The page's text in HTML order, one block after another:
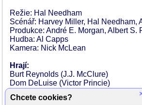
Režie: Hal Needham
Scénář: Harvey Miller, Hal Needham,
Produkce: André E. Morgan, Albert S.
Hudba: Al Capps
Kamera: Nick McLean
Hrají:
Burt Reynolds (J.J. McClure)
Dom DeLuise (Victor Princie)
Sammy Davis Jr. (Fenderbaum)
Chcete cookies?